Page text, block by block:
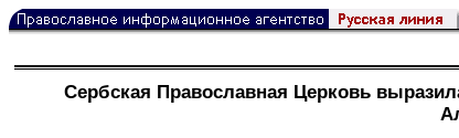
Сербская Православная Церковь